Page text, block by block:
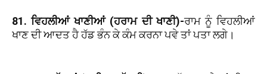
81. ਵਿਹਲੀਆਂ ਖਾਣੀਆਂ (ਹਰਾਮ ਦੀ ਖਾਣੀ)-ਰਾਮ ਨੂੰ ਵਿਹਲੀਆਂ
ਖਾਣ ਦੀ ਆਦਤ ਹੈ ਹੱਡ ਭੰਨ ਕੇ ਕੰਮ ਕਰਨਾ ਪਵੇ ਤਾਂ ਪਤਾ ਲਗੇ।